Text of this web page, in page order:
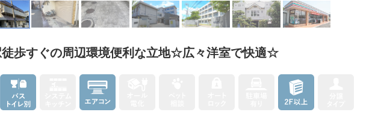
歩すぐの周辺環境便利な立地☆広々洋室で快適☆